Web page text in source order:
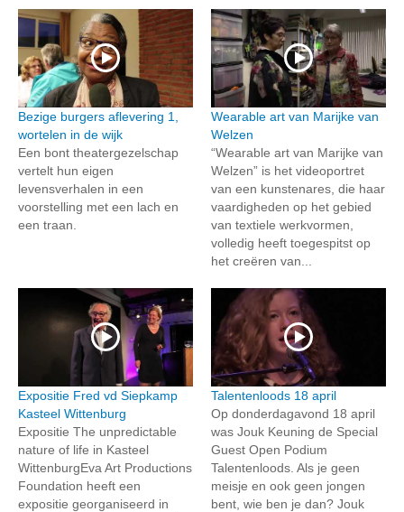
Bezige burgers aflevering 1,
wortelen in de wijk
Een bont theatergezelschap
vertelt hun eigen
levensverhalen in een
voorstelling met een lach en
een traan.
Wearable art van Marijke van
Welzen
“Wearable art van Marijke van
Welzen” is het videoportret
van een kunstenares, die haar
vaardigheden op het gebied
van textiele werkvormen,
volledig heeft toegespitst op
het creëren van...
Expositie Fred vd Siepkamp
Kasteel Wittenburg
Expositie The unpredictable
nature of life in Kasteel
WittenburgEva Art Productions
Foundation heeft een
expositie georganiseerd in
Talentenloods 18 april
Op donderdagavond 18 april
was Jouk Keuning de Special
Guest Open Podium
Talentenloods. Als je geen
meisje en ook geen jongen
bent, wie ben je dan? Jouk